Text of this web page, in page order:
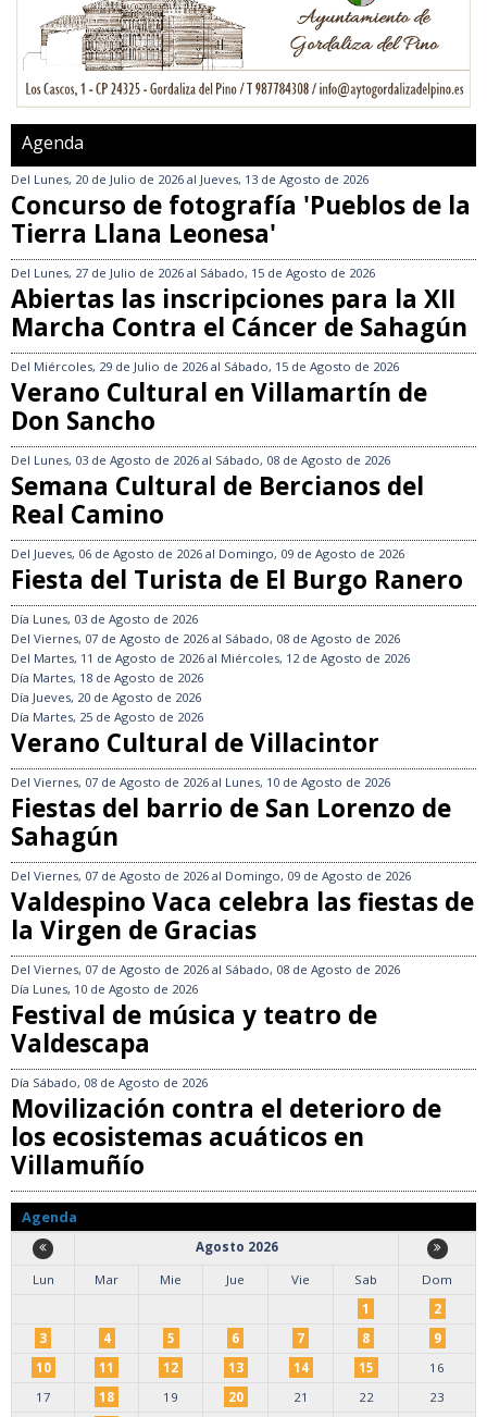
Agenda
Del Lunes, 20 de Julio de 2026 al Jueves, 13 de Agosto de 2026
Concurso de fotografía 'Pueblos de la
Tierra Llana Leonesa'
Del Lunes, 27 de Julio de 2026 al Sábado, 15 de Agosto de 2026
Abiertas las inscripciones para la XII
Marcha Contra el Cáncer de Sahagún
Del Miércoles, 29 de Julio de 2026 al Sábado, 15 de Agosto de 2026
Verano Cultural en Villamartín de
Don Sancho
Del Lunes, 03 de Agosto de 2026 al Sábado, 08 de Agosto de 2026
Semana Cultural de Bercianos del
Real Camino
Del Jueves, 06 de Agosto de 2026 al Domingo, 09 de Agosto de 2026
Fiesta del Turista de El Burgo Ranero
Día Lunes, 03 de Agosto de 2026
Del Viernes, 07 de Agosto de 2026 al Sábado, 08 de Agosto de 2026
Del Martes, 11 de Agosto de 2026 al Miércoles, 12 de Agosto de 2026
Día Martes, 18 de Agosto de 2026
Día Jueves, 20 de Agosto de 2026
Día Martes, 25 de Agosto de 2026
Verano Cultural de Villacintor
Del Viernes, 07 de Agosto de 2026 al Lunes, 10 de Agosto de 2026
Fiestas del barrio de San Lorenzo de
Sahagún
Del Viernes, 07 de Agosto de 2026 al Domingo, 09 de Agosto de 2026
Valdespino Vaca celebra las fiestas de
la Virgen de Gracias
Del Viernes, 07 de Agosto de 2026 al Sábado, 08 de Agosto de 2026
Día Lunes, 10 de Agosto de 2026
Festival de música y teatro de
Valdescapa
Día Sábado, 08 de Agosto de 2026
Movilización contra el deterioro de
los ecosistemas acuáticos en
Villamuñío
Agenda
Agosto 2026
Lun
Mar Mie Jue Vie Sab
Dom
1
2
3
4 5 6 7 8
9
10
11 12 13 14 15
16
17
18 19 20 21 22
23